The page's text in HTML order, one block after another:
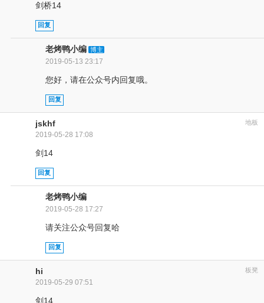
剑桥14
回复
老烤鸭小编 博主
2019-05-13 23:17
您好，请在公众号内回复哦。
回复
地板
jskhf
2019-05-28 17:08
剑14
回复
老烤鸭小编
2019-05-28 17:27
请关注公众号回复哈
回复
板凳
hi
2019-05-29 07:51
剑14